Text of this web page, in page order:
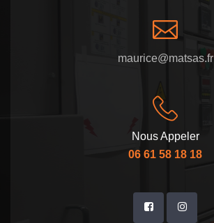
maurice@matsas.fr
Nous Appeler
06 61 58 18 18